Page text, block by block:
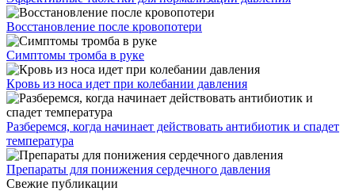
Восстановление после кровопотери
Симптомы тромба в руке
Кровь из носа идет при колебании давления
Разберемся, когда начинает действовать антибиотик и спадет
температура
Препараты для понижения сердечного давления
Свежие публикации